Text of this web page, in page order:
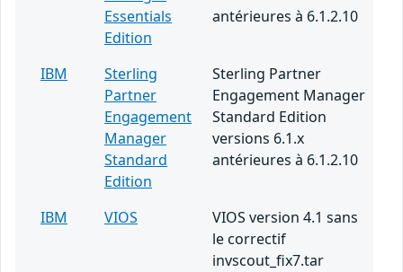
Essentials
Edition
antérieures à 6.1.2.10
IBM
Sterling
Partner
Engagement
Manager
Standard
Edition
Sterling Partner
Engagement Manager
Standard Edition
versions 6.1.x
antérieures à 6.1.2.10
IBM VIOS
VIOS version 4.1 sans
le correctif
invscout_fix7.tar